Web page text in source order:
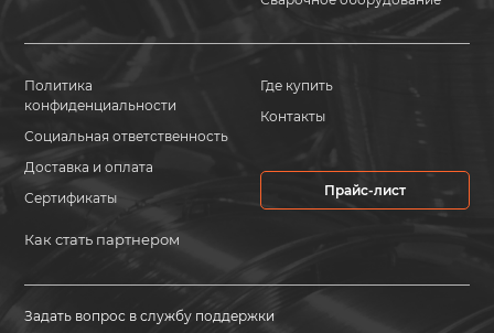
Политика
конфиденциальности
Социальная ответственность
Доставка и оплата
Сертификаты
Как стать партнером
Где купить
Контакты
Прайс-лист
Задать вопрос в службу поддержки